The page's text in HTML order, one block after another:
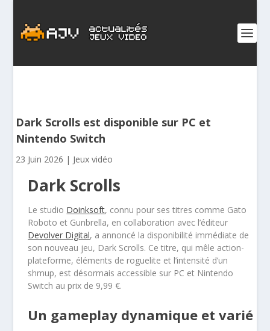
Dark Scrolls est disponible sur PC et
Nintendo Switch
23 Juin 2026 | Jeux vidéo
Dark Scrolls
Le studio Doinksoft, connu pour ses titres comme Gato
Roboto et Gunbrella, en collaboration avec l’éditeur
Devolver Digital, a annoncé la disponibilité immédiate de
son nouveau jeu, Dark Scrolls. Ce titre, qui mêle action-
plateforme, éléments de roguelite et l’intensité d’un
shmup, est désormais accessible sur PC et Nintendo
Switch au prix de 9,99 €.
Un gameplay dynamique et varié